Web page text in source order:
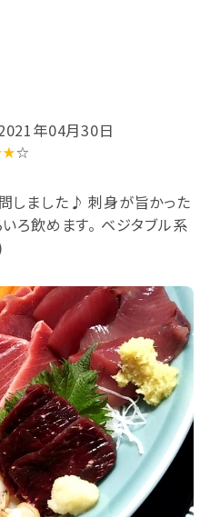
年04月30日
☆
しました♪ 刺身が旨かった
ろ飲めます。 ベジタブル系